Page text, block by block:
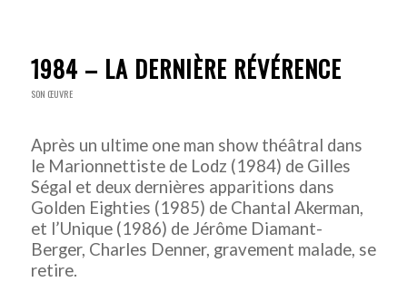
1984 – LA DERNIÈRE RÉVÉRENCE
SON ŒUVRE
Après un ultime one man show théâtral dans
le Marionnettiste de Lodz (1984) de Gilles
Ségal et deux dernières apparitions dans
Golden Eighties (1985) de Chantal Akerman,
et l’Unique (1986) de Jérôme Diamant-
Berger, Charles Denner, gravement malade, se
retire.